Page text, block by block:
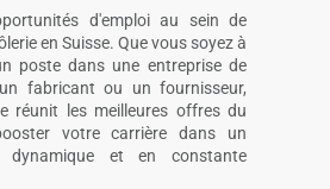
d'emploi au sein de
en Suisse. Que vous soyez à
poste dans une entreprise de
fabricant ou un fournisseur,
réunit les meilleures offres du
votre carrière dans un
dynamique et en constante